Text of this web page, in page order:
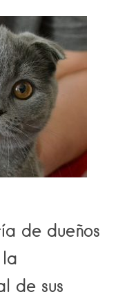
de dueños
de sus